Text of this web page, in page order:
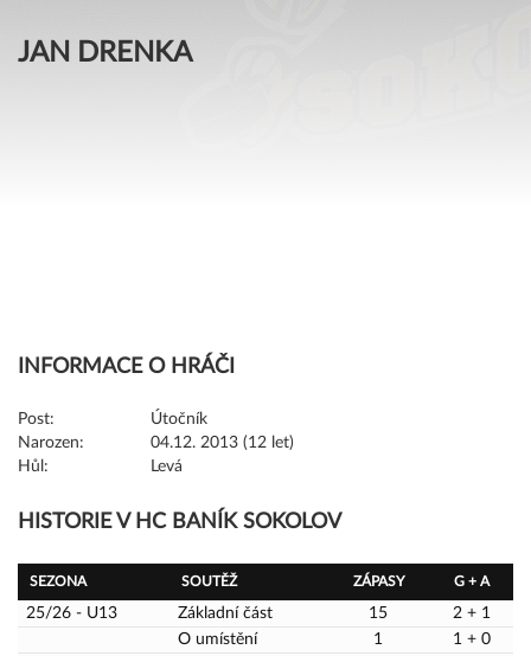
JAN DRENKA
INFORMACE O HRÁČI
Post:
Útočník
Narozen:
04.12. 2013 (12 let)
Hůl:
Levá
HISTORIE V HC BANÍK SOKOLOV
SEZONA SOUTĚŽ ZÁPASY G + A
25/26 - U13 Základní část 15
2 + 1
O umístění
1
1 + 0